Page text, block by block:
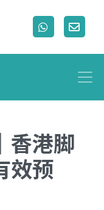
香港脚
效预